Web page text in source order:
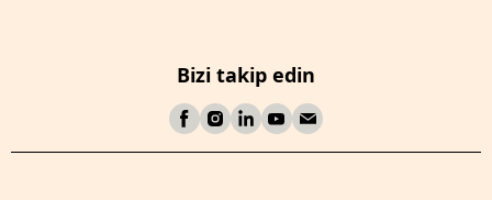
Bizi takip edin